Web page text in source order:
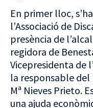
En primer lloc,
l’Associació de
presència de
regidora de
Vicepresidenta de
la responsable del
Mª Nieves Prieto.
una ajuda